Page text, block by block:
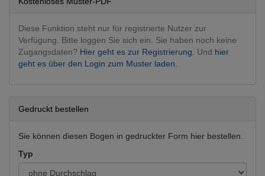
Diese Funktion steht nur für registrierte Nutzer zur
Verfügung. Bitte loggen Sie sich ein. Sie haben noch keine
Zugangsdaten? Hier geht es zur Registrierung. Und hier
geht es über den Login zum Muster laden.
Gedruckt bestellen
Sie können diesen Bogen in gedruckter Form hier bestellen.
Typ